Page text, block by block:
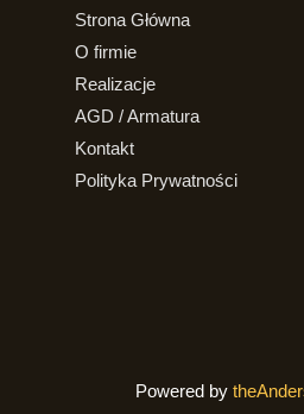
Strona Główna
O firmie
Realizacje
AGD / Armatura
Kontakt
Polityka Prywatności
Powered by